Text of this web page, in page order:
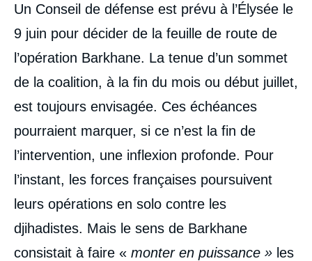
Un Conseil de défense est prévu à l’Élysée le
9 juin pour décider de la feuille de route de
l’opération Barkhane. La tenue d’un sommet
de la coalition, à la fin du mois ou début juillet,
est toujours envisagée. Ces échéances
pourraient marquer, si ce n’est la fin de
l’intervention, une inflexion profonde. Pour
l’instant, les forces françaises poursuivent
leurs opérations en solo contre les
djihadistes. Mais le sens de Barkhane
consistait à faire « monter en puissance » les